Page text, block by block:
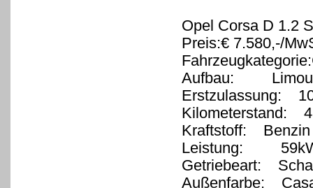
Opel Corsa D 1.2
Preis:€ 7.580,-/
Aufbau:
Erstzulassung:
Kilometerstand:
Kraftstoff: Benzin
Leistung:
Getriebeart:
Außenfarbe: